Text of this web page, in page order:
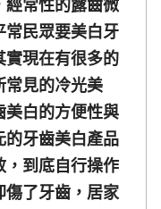
經常性的露齒微
常民眾要美白牙
實現在有很多的
常見的冷光美
美白的方便性與
的牙齒美白產品
，到底自行操作
傷了牙齒，居家